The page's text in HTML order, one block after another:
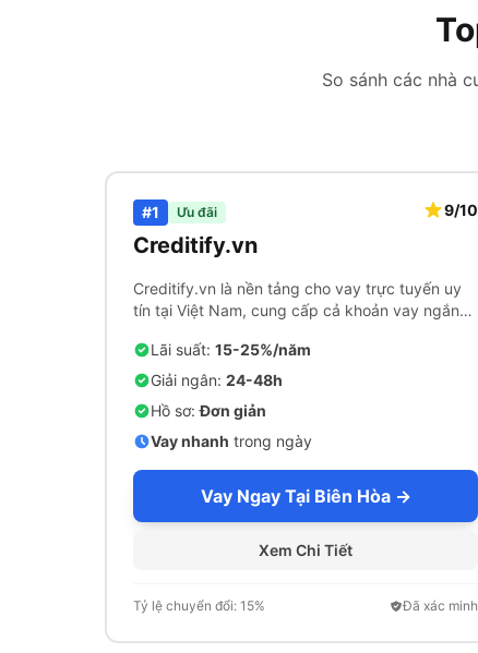
So sánh các nhà
#1 Ưu đãi
Creditify.vn
9/10
Creditify.vn là nền tảng cho vay trực tuyến uy
tín tại Việt Nam, cung cấp cả khoản vay ngắn
chóng.
Lãi suất: 15-25%/năm
Giải ngân: 24-48h
Hồ sơ:Đơn giản
Vay nhanh trong ngày
Vay Ngay Tại Biên Hòa →
Xem Chi Tiết
Tỷ lệ chuyển đổi: 15% Đã xác minh